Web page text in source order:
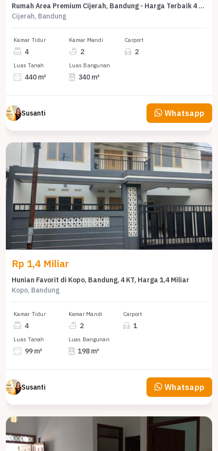
Rumah Area Premium Cijerah, Bandung - Harga Terbaik 4 Miliar
Cijerah, Bandung
Kamar Tidur
4
Kamar Mandi
2
Carport
2
Luas Tanah
440 m²
Luas Bangunan
340 m²
Susanti Whatsapp
Rp 1,4 Miliar
Hunian Favorit di Kopo, Bandung, 4 KT, Harga 1,4 Miliar
Kopo, Bandung
Kamar Tidur
4
Kamar Mandi
2
Carport
1
Luas Tanah
99 m²
Luas Bangunan
198 m²
Susanti Whatsapp